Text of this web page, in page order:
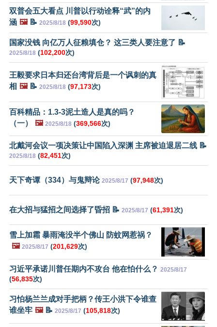
双普会五大看点 川普以行动诠释“武”的内
涵 🖼️📝 2025/8/18 (99,590次)
国家没钱 向亿万人征粮填仓？ 这三类人要注意了 📝
2025/8/18 (102,200次)
王毅要求日本归还台湾背后是一个讽刺的真
相 🖼️📝 2025/8/18 (97,173次)
百科精品：1.3-3泥土造人是真的吗？
（一）
🖼️ 2025/8/18 (369,566次)
北戴河会议一项决策让中国陷入深渊 主席被迫退居二线 📝
2025/8/18 (82,451次)
天下奇谭（334）与鬼辩论 2025/8/17 (97,948次)
在大招与猛招之间选择了昏招 📝 2025/8/17 (61,391次)
雪上加霜 暴雨淹没半个佛山 防蚊网惹祸？
🖼️ 2025/8/17 (201,629次)
习近平承诺川普任期内不攻台 他在怕什么？ 2025/8/17
(56,835次)
习怕杨兰兰成对手把柄？传王小洪下令谁查
谁坐牢 🖼️📝 2025/8/17 (105,818次)